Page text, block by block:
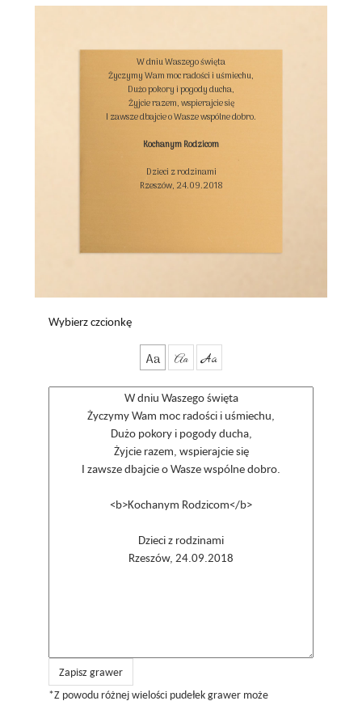
W dniu Waszego święta
Życzymy Wam moc radości i uśmiechu,
Dużo pokory i pogody ducha,
Żyjcie razem, wspierajcie się
I zawsze dbajcie o Wasze wspólne dobro.
Kochanym Rodzicom
Dzieci z rodzinami
Rzeszów, 24.09.2018
Wybierz czcionkę
Aa Aa Aa
Zapisz grawer
*Z powodu różnej wielości pudełek grawer może